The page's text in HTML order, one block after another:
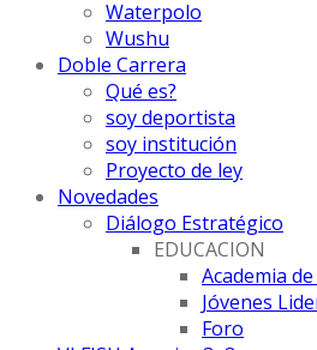
Waterpolo
Wushu
Doble Carrera
Qué es?
soy deportista
soy institución
Proyecto de ley
Novedades
Diálogo Estratégico
EDUCACION
Academia
Jóvenes
Foro